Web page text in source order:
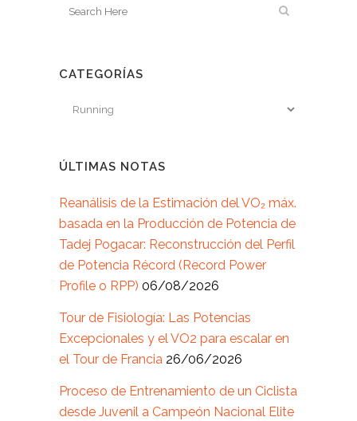
CATEGORÍAS
ÚLTIMAS NOTAS
Reanálisis de la Estimación del VO₂ máx.
basada en la Producción de Potencia de
Tadej Pogacar: Reconstrucción del Perfil
de Potencia Récord (Record Power
Profile o RPP) 06/08/2026
Tour de Fisiología: Las Potencias
Excepcionales y el VO2 para escalar en
el Tour de Francia 26/06/2026
Proceso de Entrenamiento de un Ciclista
desde Juvenil a Campeón Nacional Elite